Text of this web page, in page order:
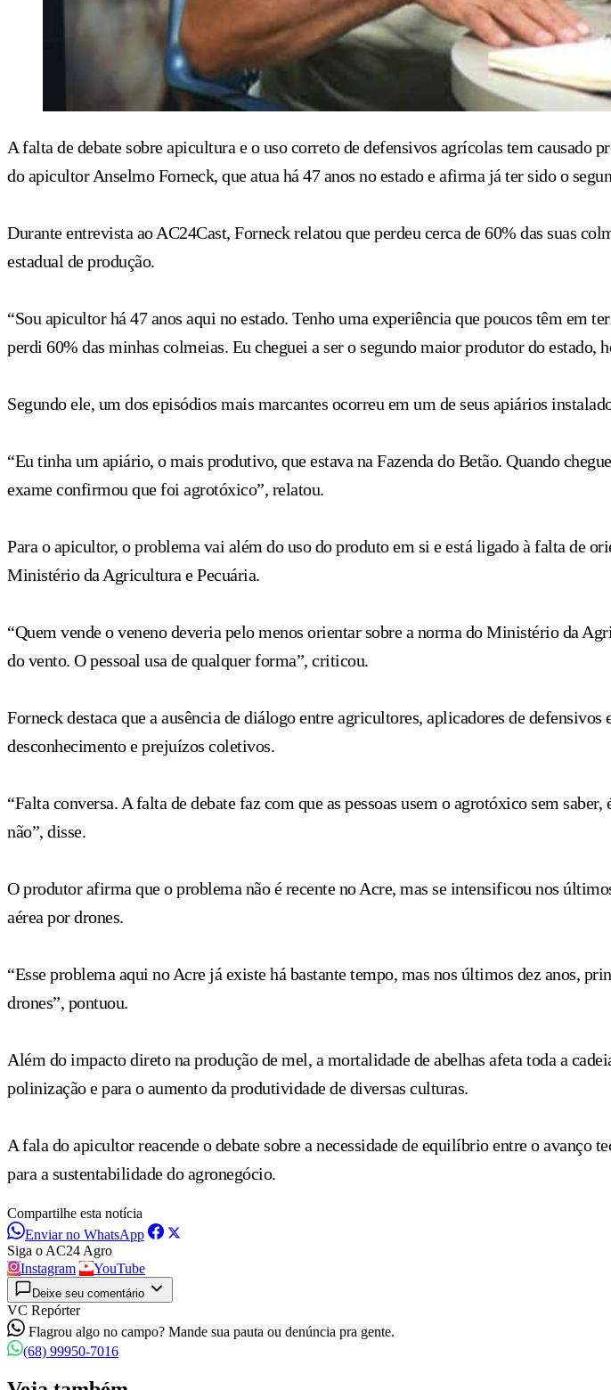
A falta de debate sobre apicultura e o uso correto de defensivos agrícolas tem
do apicultor Anselmo Forneck, que atua há 47 anos no estado e afirma já ter sido o
Durante entrevista ao AC24Cast, Forneck relatou que perdeu cerca de 60% das suas
estadual de produção.
“Sou apicultor há 47 anos aqui no estado. Tenho uma experiência que poucos têm em
perdi 60% das minhas colmeias. Eu cheguei a ser o segundo maior produtor do estado,
Segundo ele, um dos episódios mais marcantes ocorreu em um de seus apiários
“Eu tinha um apiário, o mais produtivo, que estava na Fazenda do Betão. Quando
exame confirmou que foi agrotóxico”, relatou.
Para o apicultor, o problema vai além do uso do produto em si e está ligado à falta de
Ministério da Agricultura e Pecuária.
“Quem vende o veneno deveria pelo menos orientar sobre a norma do Ministério da
do vento. O pessoal usa de qualquer forma”, criticou.
Forneck destaca que a ausência de diálogo entre agricultores, aplicadores de
desconhecimento e prejuízos coletivos.
“Falta conversa. A falta de debate faz com que as pessoas usem o agrotóxico sem
não”, disse.
O produtor afirma que o problema não é recente no Acre, mas se intensificou nos
aérea por drones.
“Esse problema aqui no Acre já existe há bastante tempo, mas nos últimos dez anos,
drones”, pontuou.
Além do impacto direto na produção de mel, a mortalidade de abelhas afeta toda a
polinização e para o aumento da produtividade de diversas culturas.
A fala do apicultor reacende o debate sobre a necessidade de equilíbrio entre o avanço
para a sustentabilidade do agronegócio.
Compartilhe esta notícia
Enviar no WhatsApp
Siga o AC24 Agro
Instagram
YouTube
Deixe seu comentário
VC Repórter
Flagrou algo no campo? Mande sua pauta ou denúncia pra gente.
(68) 99950-7016